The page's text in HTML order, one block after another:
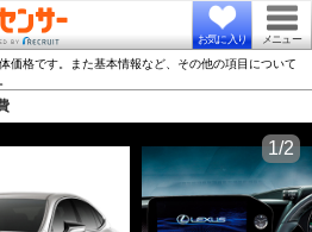
お気に入り メニュー
価格です。また基本情報など、その他の項目について
1/2